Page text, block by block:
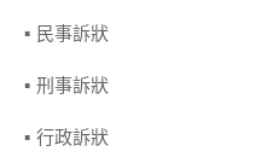
民事訴狀
刑事訴狀
行政訴狀